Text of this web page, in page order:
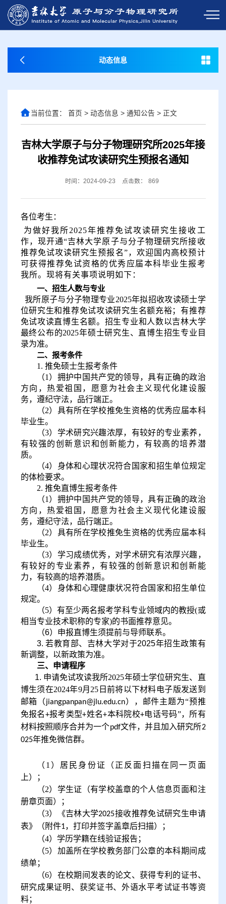
动态信息
当前位置： 首页 > 动态信息 > 通知公告 > 正文
吉林大学原子与分子物理研究所2025年接
收推荐免试攻读研究生预报名通知
时间：2024-09-23 点击数： 869
各位考生：
为做好我所2025年推荐免试攻读研究生接收工
作，现开通“吉林大学原子与分子物理研究所接收
推荐免试攻读研究生预报名”，欢迎国内高校预计
可获得推荐免试资格的优秀应届本科毕业生报考
我所。现将有关事项说明如下：
一、 招生人数与专业
我所原子与分子物理专业2025年拟招收攻读硕士学
位研究生和推荐免试攻读研究生名额充裕；有推荐
免试攻读直博生名额。 招生专业和人数以吉林大学
最终公布的2025年硕士研究生、 直博生招生专业目
录为准。
二、报考条件
1. 推免硕士生报考条件
（1 ） 拥护中国共产党的领导，具有正确的政治
方向，热爱祖国，愿意为社会主义现代化建设服
务，遵纪守法，品行端正。
（2） 具有所在学校推免生资格的优秀应届本科
毕业生。
（3） 学术研究兴趣浓厚，有较好的专业素养，
有较强的创新意识和创新能力，有较高的培养潜
质。
（4） 身体和心理状况符合国家和招生单位规定
的体检要求。
2. 推免直博生报考条件
（1 ） 拥护中国共产党的领导，具有正确的政治
方向，热爱祖国，愿意为社会主义现代化建设服
务，遵纪守法，品行端正。
（2） 具有所在学校推免生资格的优秀应届本科
毕业生。
（3） 学习成绩优秀，对学术研究有浓厚兴趣，
有较好的专业素养，有较强的创新意识和创新能
力，有较高的培养潜质。
（4） 身体和心理健康状况符合国家和招生单位
规定。
（5） 有至少两名报考学科专业领域内的教授(或
相当专业技术职称的专家)的书面推荐意见。
（6）申报直博生须提前与导师联系。
3. 若教育部、吉林大学对于2025年招生政策有
新调整，以新政策为准。
三、申请程序
1. 申请免试攻读我所2025年硕士学位研究生、直
博生须在2024年9月25日前将以下材料电子版发送到
邮箱（jiangpanpan@jlu.edu.cn） ，邮件主题为“预推
免报名+报考类型+姓名+本科院校+电话号码”，所有
材料按照顺序合并为一个pdf文件，并且加入研究所2
025年推免微信群。
（ 1 ） 居民身份证（正反面扫描在同一页面
上）；
（2） 学生证（有学校盖章的个人信息页面和注
册章页面）；
（3） 《吉林大学2025接收推荐免试研究生申请
表》（附件1，打印并签字盖章后扫描）；
（4） 学历学籍在线验证报告 ；
（5） 加盖所在学校教务部门公章的本科期间成
绩单；
（6） 在校期间发表的论文、获得专利的证书、
研究成果证明、获奖证书、外语水平考试证书等资
料；